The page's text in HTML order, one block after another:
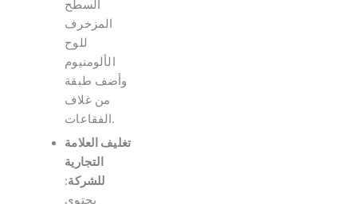
السطح
المزخرف
للوح
الألومنيوم
وأضف طبقة
من غلاف
الفقاعات.
تغليف العلامة
التجارية
للشركة:
يحتوي